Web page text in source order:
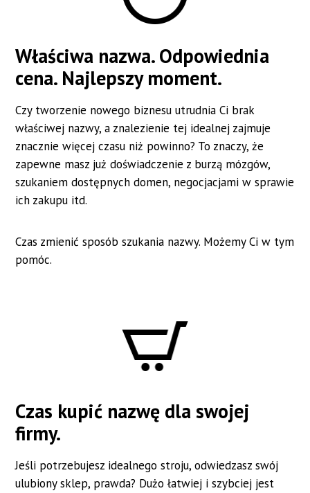
#nazwa dla restauracji
#nazwa dla firmy konstrukcyjnej
#nazwa dla lokalu gastronomicznego
#nazwa dla firmy informatycznej
#nazwa dla biura rachunkowego
#nazwa dla sklepu
#nazwa dla studia fitness
#nazwa dla firmy programistycznej
#nazwa dla firmy budowlanej
#nazwa dla cukierni
#nazwa dla kwiaciarni
#nazwa dla komisu samochodowego
#nazwa dla firmy handlowej
#nazwa dla hotelu
#nazwa dla firmy meblarskiej
#nazwa dla gabinetu
Właściwa nazwa. Odpowiednia
cena. Najlepszy moment.
Czy tworzenie nowego biznesu utrudnia Ci brak
właściwej nazwy, a znalezienie tej idealnej zajmuje
znacznie więcej czasu niż powinno? To znaczy, że
zapewne masz już doświadczenie z burzą mózgów,
szukaniem dostępnych domen, negocjacjami w sprawie
ich zakupu itd.
Czas zmienić sposób szukania nazwy. Możemy Ci w tym
pomóc.
Czas kupić nazwę dla swojej
firmy.
Jeśli potrzebujesz idealnego stroju, odwiedzasz swój
ulubiony sklep, prawda? Dużo łatwiej i szybciej jest